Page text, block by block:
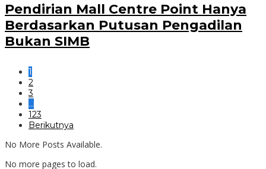
Pendirian Mall Centre Point Hanya
Berdasarkan Putusan Pengadilan
Bukan SIMB
1
2
3
…
123
Berikutnya
No More Posts Available.
No more pages to load.